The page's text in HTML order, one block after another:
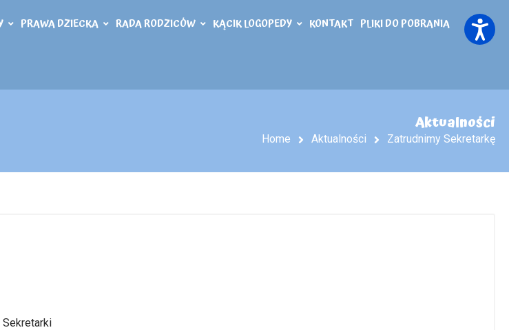
PRAWA DZIECKA RADA RODZICÓW KĄCIK LOGOPEDY KONTAKT PLIKI DO POBRANIA
Aktualności
Home Aktualności Zatrudnimy Sekretarkę